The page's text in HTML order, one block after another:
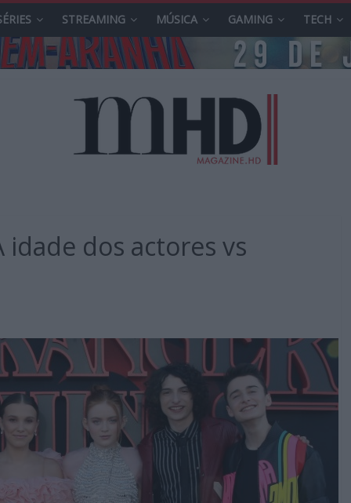
STREAMING MÚSICA GAMING TECH
dos actores vs